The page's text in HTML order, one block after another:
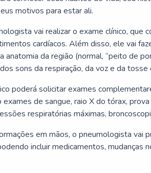
motivos para estar ali.
vai realizar o exame clínico, que
cardíacos. Além disso, ele vai
anatomia da região (normal, “peito de
sons da respiração, da voz e da
poderá solicitar exames
exames de sangue, raio X do tórax,
respiratórias máximas,
em mãos, o pneumologista vai
incluir medicamentos, mudanças